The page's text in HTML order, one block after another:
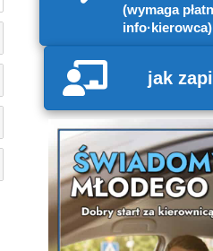
(wymaga
info·kierowca)
jak